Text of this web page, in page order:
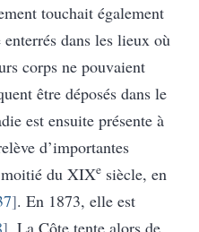
touchait également
dans les lieux où
corps ne pouvaient
être déposés dans le
est ensuite présente à
d’importantes
moitié du XIXe siècle, en
. En 1873, elle est
. La Côte tente alors de